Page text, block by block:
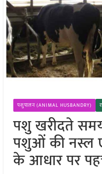
पशुपालन (ANIMAL HUSBANDRY)
पशु खरीदते
पशुओं की नस्ल
के आधार पर